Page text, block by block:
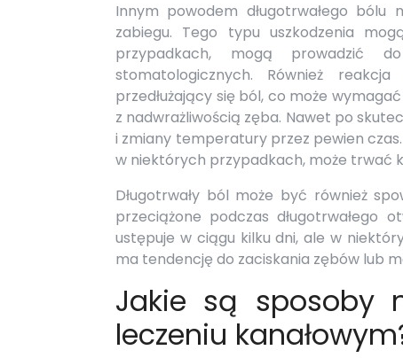
Innym powodem długotrwałego
zabiegu. Tego typu uszkodzenia
przypadkach, mogą prowadzić
stomatologicznych. Również
przedłużający się ból, co może
z nadwrażliwością zęba. Nawet po
i zmiany temperatury przez pewien
w niektórych przypadkach, może trwać
Długotrwały ból może być również
przeciążone podczas długotrwałego
ustępuje w ciągu kilku dni, ale w
ma tendencję do zaciskania zębów lub
Jakie są sposoby
leczeniu